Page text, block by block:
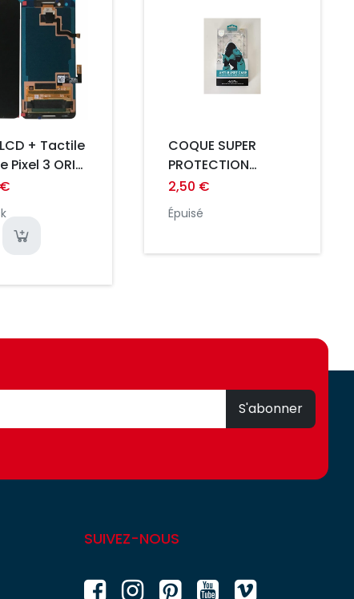
+ Tactile
Pixel 3 ORI
COQUE SUPER
PROTECTION
SAMSUNG S21 PLUS
ATOUCHBO KING
KONG
2,50 €
Épuisé
S'abonner
SUIVEZ-NOUS